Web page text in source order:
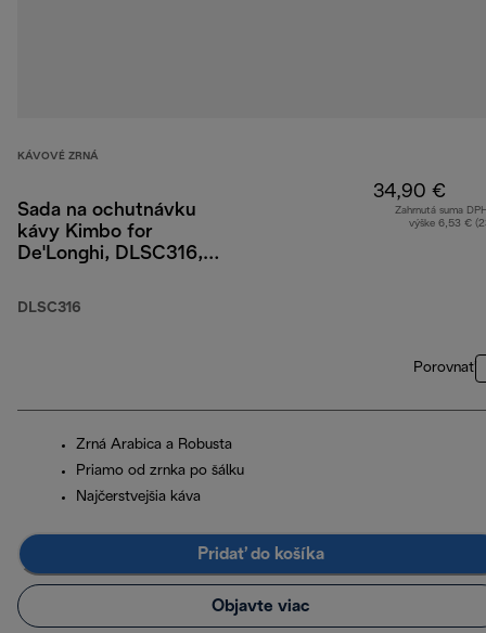
KÁVOVÉ ZRNÁ
Sada na ochutnávku
kávy Kimbo for
De'Longhi, DLSC316,
250 g a 2 pohármi
DLSC316
34,90 €
Zahrnutá suma
výške 6,53 €
Porovnať
Zrná Arabica a Robusta
Priamo od zrnka po šálku
Najčerstvejšia káva
Pridať do košíka
Objavte viac